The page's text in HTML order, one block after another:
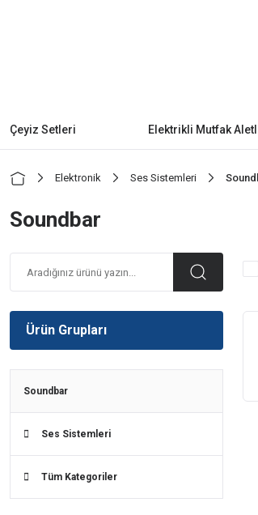
Çeyiz Setleri Elektrikli Mutfak
Elektronik Ses Sistemleri
Soundbar
Ürün Grupları
Soundbar
Ses Sistemleri
Tüm Kategoriler